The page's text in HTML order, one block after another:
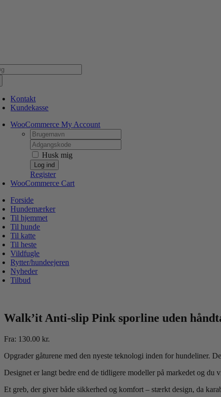
Kontakt
Kundekasse
WooCommerce My Account
Username:
Password:
Husk mig
Register
WooCommerce Cart
Forside
Hundemærker
Til hjemmet
Til hunde
Til katte
Til heste
Vildfugle
Rytter/hundeejeren
Nyheder
Tilbud
Walk’it Anti-slip Pink sporline uden
Fra: 130.00 kr.
Opgrader gåturene med den nyeste teknologi inden for hundeliner.
Designet er langt bedre end de tidligere modeller på markedet og
Et greb, der giver både sikkerhed og komfort – stærkt design, da